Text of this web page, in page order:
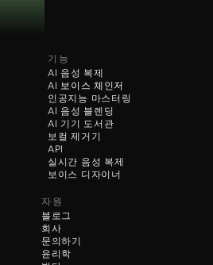
기능
AI 음성 복제
AI 음성 블렌딩
AI 보이스 체인저
인공지능 마스터링
AI 기기 도서관
보컬 제거기
API
실시간 음성 복제
보이스 디자이너
자원
블로그
회사
문의하기
윤리학